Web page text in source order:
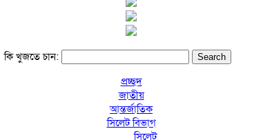
কি খুজতে চান:
প্রচ্ছদ
জাতীয়
আন্তর্জাতিক
সিলেট বিভাগ
সিলেট